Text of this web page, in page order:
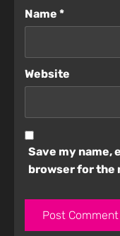
Name *
Website
Save my name,
browser for the